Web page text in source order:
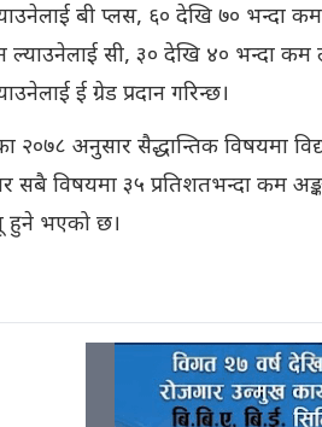
बी प्लस, ६० देखि ७० भन्दा
ल्याउनेलाई सी, ३० देखि ४० भन्दा कम
ई ग्रेड प्रदान गरिन्छ।
२०७८ अनुसार सैद्धान्तिक विषयमा
सबै विषयमा ३५ प्रतिशतभन्दा कम
हुने भएको छ।